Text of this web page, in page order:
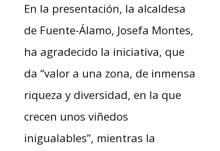
En la presentación, la alcaldesa
de Fuente-Álamo, Josefa Montes,
ha agradecido la iniciativa, que
da “valor a una zona, de inmensa
riqueza y diversidad, en la que
crecen unos viñedos
inigualables”, mientras la